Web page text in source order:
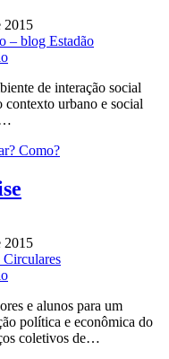
2015
– blog Estadão
de interação social
contexto urbano e social
Como?
2015
e alunos para um
política e econômica do
coletivos de…